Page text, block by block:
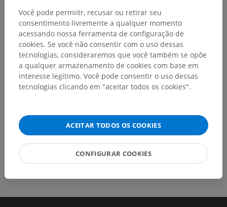
Não hesite em nos sugerir uma correção, tradução ou
melhora de conteúdo.
Relatar um problema
BAIXE O APLICATIVO
Você pode permiitr, recusar ou retirar seu
consentimento livremente a qualquer momento
acessando nossa ferramenta de configuração de
cookies. Se você não consentir com o uso dessas
tecnologias, consideraremos que você também se opõe
a qualquer armazenamento de cookies com base em
interesse legítimo. Você pode consentir o uso dessas
tecnologias clicando em "aceitar todos os cookies".
ACEITAR TODOS OS COOKIES
CONFIGURAR COOKIES